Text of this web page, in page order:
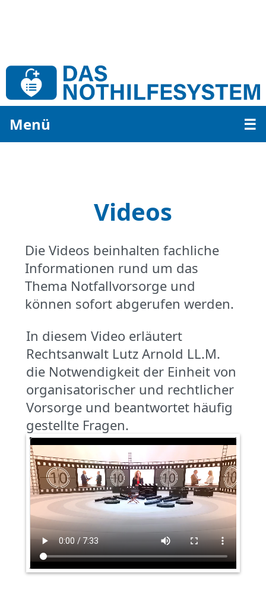
Menü ☰
Videos
Die Videos beinhalten fachliche
Informationen rund um das
Thema Notfallvorsorge und
können sofort abgerufen werden.
In diesem Video erläutert
Rechtsanwalt Lutz Arnold LL.M.
die Notwendigkeit der Einheit von
organisatorischer und rechtlicher
Vorsorge und beantwortet häufig
gestellte Fragen.